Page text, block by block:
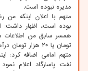
مدیره نبوده است.
متهم با اعلان اینکه
بوده است، اظهار
تومان یا ۲۰ هزار تومان درآمد داشتم، اما تلگرام هک شده است.
متهم امامی اضافه کرد:
نفت پاسارگاد اعلام